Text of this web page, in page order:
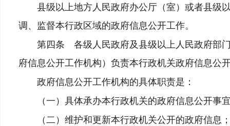
县级以上地方人民政府办公厅（室）或者县级以
调、监督本行政区域的政府信息公开工作。
第四条 各级人民政府及县级以上人民政府部门
府信息公开工作机构）负责本行政机关政府信息公
政府信息公开工作机构的具体职责是：
（一）具体承办本行政机关的政府信息公开事
（二）维护和更新本行政机关公开的政府信息